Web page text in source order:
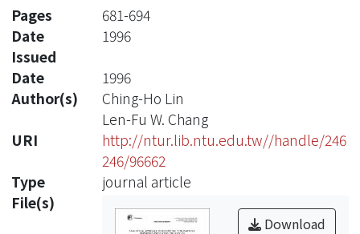
Pages
681-694
Date
Issued
1996
Date
1996
Author(s)
Ching-Ho Lin
Len-Fu W. Chang
URI
http://ntur.lib.ntu.edu.tw//handle/246
246/96662
Type
journal article
File(s)
Download